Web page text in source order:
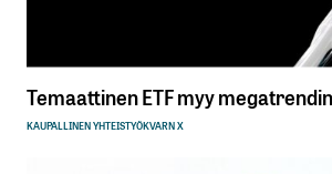
Temaattinen ETF myy
KAUPALLINEN YHTEISTYÖKVARN X